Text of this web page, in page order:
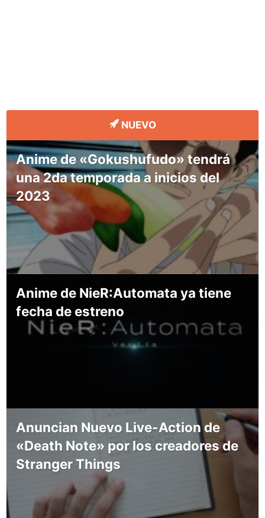
NUEVO
Anime de «Gokushufudo» tendrá
una 2da temporada a inicios del
2023
Anime de NieR:Automata ya tiene
fecha de estreno
Anuncian Nuevo Live-Action de
«Death Note» por los creadores de
Stranger Things